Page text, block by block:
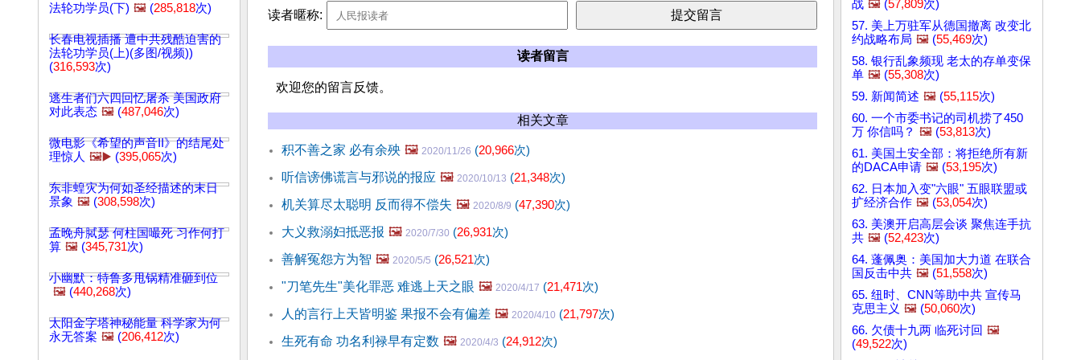
法轮功学员(下) 🖼️ (285,818次)
长春电视插播 遭中共残酷迫害的
法轮功学员(上)(多图/视频))
(316,593次)
逃生者们六四回忆屠杀 美国政府
对此表态 🖼️ (487,046次)
微电影《希望的声音II》的结尾处
理惊人 🖼️▶️ (395,065次)
东非蝗灾为何如圣经描述的末日
景象 🖼️ (308,598次)
孟晚舟脦瑟 何柱国嘬死 习作何打
算 🖼️ (345,731次)
小幽默：特鲁多甩锅精准砸到位
🖼️ (440,268次)
太阳金字塔神秘能量 科学家为何
永无答案 🖼️ (206,412次)
读者暱称:
读者留言
欢迎您的留言反馈。
相关文章
积不善之家 必有余殃 🖼️ 2020/11/26 (20,966次)
听信谤佛谎言与邪说的报应 🖼️ 2020/10/13 (21,348次)
机关算尽太聪明 反而得不偿失 🖼️ 2020/8/9 (47,390次)
大义救溺妇抵恶报 🖼️ 2020/7/30 (26,931次)
善解冤怨方为智 🖼️ 2020/5/5 (26,521次)
"刀笔先生"美化罪恶 难逃上天之眼 🖼️ 2020/4/17 (21,471次)
人的言行上天皆明鉴 果报不会有偏差 🖼️ 2020/4/10 (21,797次)
生死有命 功名利禄早有定数 🖼️ 2020/4/3 (24,912次)
战 🖼️ (57,809次)
57. 美上万驻军从德国撤离 改变北
约战略布局 🖼️ (55,469次)
58. 银行乱象频现 老太的存单变保
单 🖼️ (55,308次)
59. 新闻简述 🖼️ (55,115次)
60. 一个市委书记的司机捞了450
万 你信吗？ 🖼️ (53,813次)
61. 美国土安全部：将拒绝所有新
的DACA申请 🖼️ (53,195次)
62. 日本加入变"六眼" 五眼联盟或
扩经济合作 🖼️ (53,054次)
63. 美澳开启高层会谈 聚焦连手抗
共 🖼️ (52,423次)
64. 蓬佩奥：美国加大力道 在联合
国反击中共 🖼️ (51,558次)
65. 纽时、CNN等助中共 宣传马
克思主义 🖼️ (50,060次)
66. 欠债十九两 临死讨回 🖼️
(49,522次)